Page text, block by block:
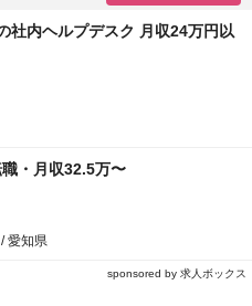
社内ヘルプデスク 月収24万円以
・月収32.5万〜
愛知県
sponsored by 求人ボックス